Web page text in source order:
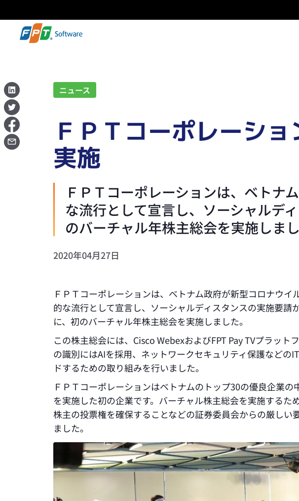
ニュース
ＦＰＴコーポレーシ
実施
ＦＰＴコーポレーションは、ベトナ
な流行として宣言し、ソーシャルデ
のバーチャル年株主総会を実施しまし
2020年04月27日
ＦＰＴコーポレーションは、ベトナム政府が新型コロナウイ
的な流行として宣言し、ソーシャルディスタンスの実施要請
に、初のバーチャル年株主総会を実施しました。
この株主総会には、Cisco WebexおよびFPT Pay TVプラット
の識別にはAIを採用、ネットワークセキュリティ保護などの
ドするための取り組みを行いました。
ＦＰＴコーポレーションはベトナムのトップ30の優良企業の
を実施した初の企業です。バーチャル株主総会を実施するた
株主の投票権を確保することなどの証券委員会からの厳しい
ました。